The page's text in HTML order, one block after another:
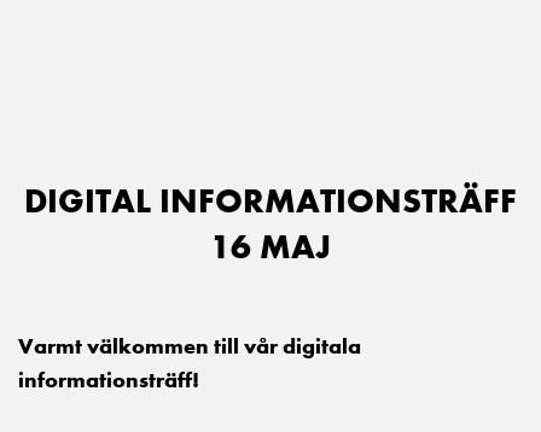
DIGITAL INFORMATIONSTRÄFF
16 MAJ
Varmt välkommen till vår digitala
informationsträff!